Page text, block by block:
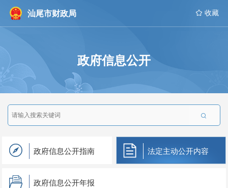
汕尾市财政局  收藏
政府信息公开

政府信息公开指南 法定主动公开内容
政府信息公开年报